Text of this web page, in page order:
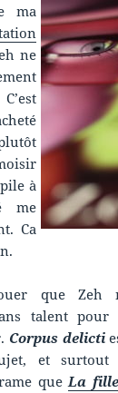
ma
ne
à
me
Ca
que Zeh
talent
Corpus delicti
et surtout
queLa